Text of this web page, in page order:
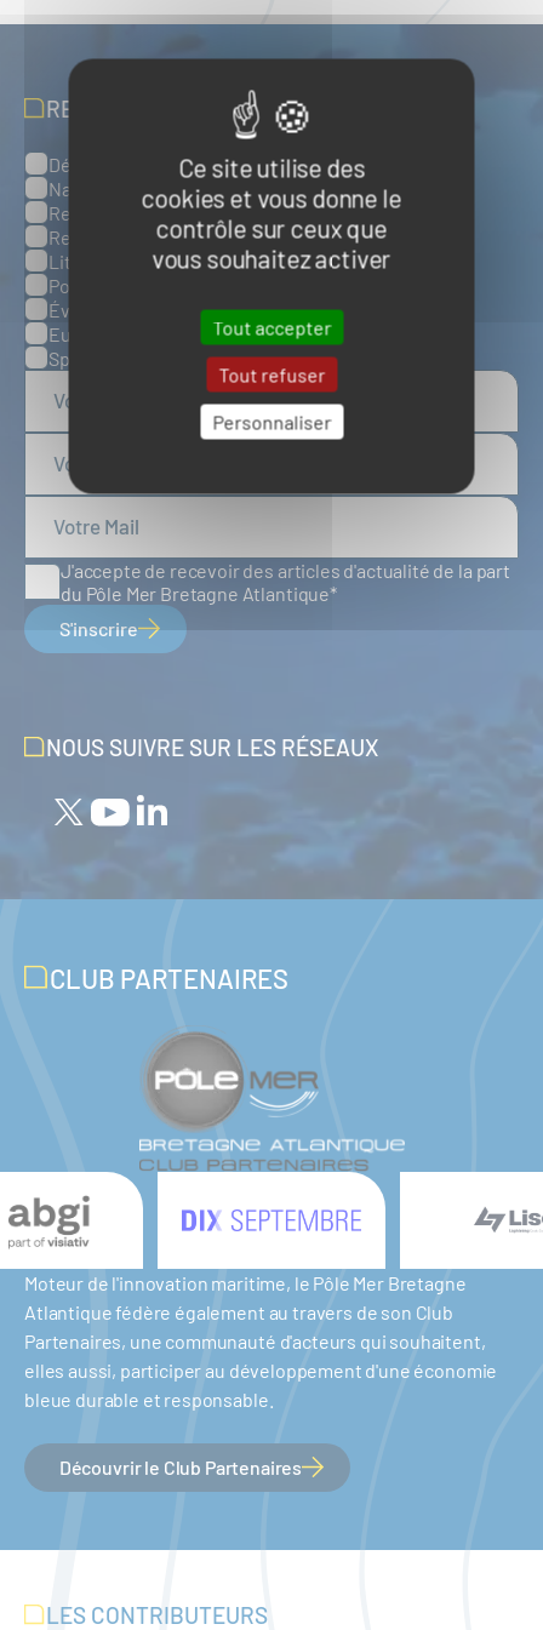
Ce site utilise des
cookies et vous donne le
contrôle sur ceux que
vous souhaitez activer
Tout accepter
Tout refuser
Personnaliser
RECEVOIR NOS ACTUALITÉS
Catégories
Défense, sûreté et sécurité maritimes
Naval et nautisme
Ressources énergétiques et minérales marines
Ressources biologiques marines
Littoral et environnement marins
Ports, infrastructures et logistique
Évènements
Europe
Spatial
J'accepte de recevoir des articles d'actualité de la part
du Pôle Mer Bretagne Atlantique
S'inscrire
NOUS SUIVRE SUR LES RÉSEAUX
CLUB PARTENAIRES
Moteur de l'innovation maritime, le Pôle Mer Bretagne
Atlantique fédère également au travers de son Club
Partenaires, une communauté d'acteurs qui souhaitent,
elles aussi, participer au développement d'une économie
bleue durable et responsable.
Découvrir le Club Partenaires
LES CONTRIBUTEURS